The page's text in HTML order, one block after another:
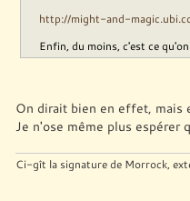
http://might-and-
Enfin, du moins, c'est ce
On dirait bien en effet, mais
Je n'ose même plus espérer
Ci-gît la signature de Morrock,